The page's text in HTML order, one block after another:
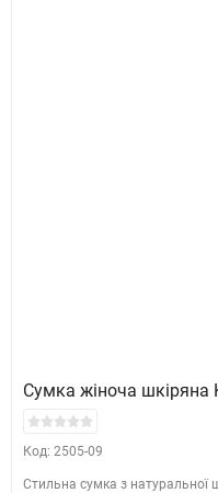
Сумка жіноча шкіряна
Код: 2505-09
Стильна сумка з натуральної